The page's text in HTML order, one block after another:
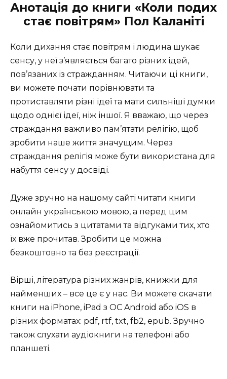
Анотація до книги «Коли подих
стає повітрям» Пол Каланіті
Коли дихання стає повітрям і людина шукає
сенсу, у неї з’являється багато різних ідей,
пов’язаних із стражданням. Читаючи ці книги,
ви можете почати порівнювати та
протиставляти різні ідеї та мати сильніші думки
щодо однієї ідеї, ніж іншої. Я вважаю, що через
страждання важливо пам’ятати релігію, щоб
зробити наше життя значущим. Через
страждання релігія може бути використана для
набуття сенсу у досвіді.
Дуже зручно на нашому сайті читати книги
онлайн українською мовою, а перед цим
ознайомитись з цитатами та відгуками тих, хто
їх вже прочитав. Зробити це можна
безкоштовно та без реєстрації.
Вірші, література різних жанрів, книжки для
найменших – все це є у нас. Ви можете скачати
книги на iPhone, iPad з ОС Android або iOS в
різних форматах: pdf, rtf, txt, fb2, epub. Зручно
також слухати аудіокниги на телефоні або
планшеті.